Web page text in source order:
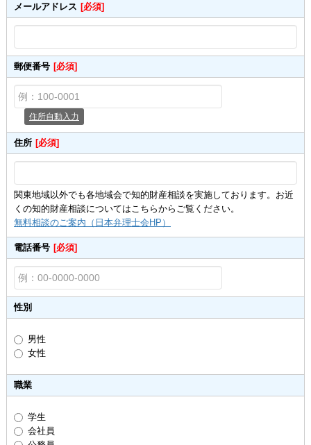
メールアドレス [必須]
郵便番号 [必須]
住所自動入力
住所 [必須]
関東地域以外でも各地域会で知的財産相談を実施しております。お近
くの知的財産相談についてはこちらからご覧ください。
無料相談のご案内（日本弁理士会HP）
電話番号 [必須]
性別
男性
女性
職業
学生
会社員